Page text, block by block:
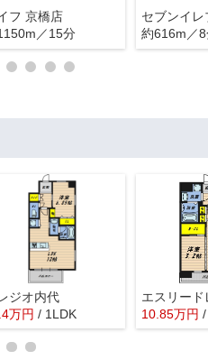
フ 京橋店
／15分
約616m／
ジオ内代
万円 / 1LDK 10.85万円